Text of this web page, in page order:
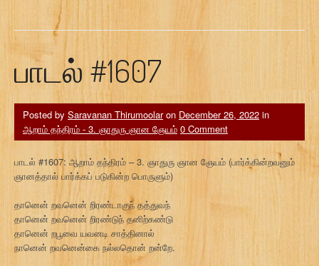
பாடல் #1607
Posted by Saravanan Thirumoolaron December 26, 2022 in
ஆறாம் தந்திரம் - 3. ஞாதுரு ஞான ஞேயம் 0 Comment
பாடல் #1607: ஆறாம் தந்திரம் – 3. ஞாதுரு ஞான ஞேயம் (பார்க்கின்றவனும்
ஞானத்தால் பார்க்கப் படுகின்ற பொருளும்)
தானென் றவனென் றிரண்டாகுந் தத்துவந்
தானென் றவனென் றிரண்டுந் தனிற்கண்டு
தானென் றபூவை யவனடி சாத்தினால்
நானென் றவனென்கை நல்லதொன் றன்றே.